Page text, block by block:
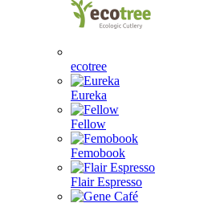
ecotree
Eureka
Fellow
Femobook
Flair Espresso